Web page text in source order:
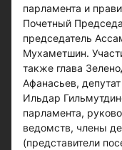
парламента и
Почетный
председатель
Мухаметшин.
также глава
Афанасьев,
Ильдар
парламента,
ведомств, члены
(представители